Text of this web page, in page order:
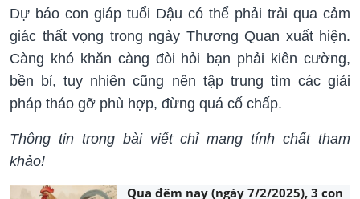
Dự báo con giáp tuổi Dậu có thể phải trải qua cảm
giác thất vọng trong ngày Thương Quan xuất hiện.
Càng khó khăn càng đòi hỏi bạn phải kiên cường,
bền bỉ, tuy nhiên cũng nên tập trung tìm các giải
pháp tháo gỡ phù hợp, đừng quá cố chấp.
Thông tin trong bài viết chỉ mang tính chất tham
khảo!
Qua đêm nay (ngày 7/2/2025), 3 con